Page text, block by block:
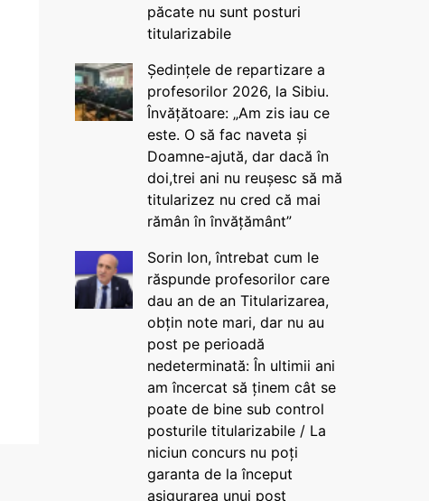
păcate nu sunt posturi
titularizabile
Ședințele de repartizare a
profesorilor 2026, la Sibiu.
Învățătoare: „Am zis iau ce
este. O să fac naveta și
Doamne-ajută, dar dacă în
doi,trei ani nu reușesc să mă
titularizez nu cred că mai
rămân în învățământ”
Sorin Ion, întrebat cum le
răspunde profesorilor care
dau an de an Titularizarea,
obțin note mari, dar nu au
post pe perioadă
nedeterminată: În ultimii ani
am încercat să ținem cât se
poate de bine sub control
posturile titularizabile / La
niciun concurs nu poți
garanta de la început
asigurarea unui post